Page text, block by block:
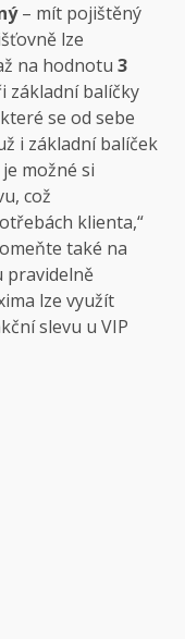
– mít pojištěný
lze
na hodnotu 3
základní balíčky
se od sebe
i základní balíček
možné si
což
klienta,“
také na
pravidelně
lze využít
slevu u VIP